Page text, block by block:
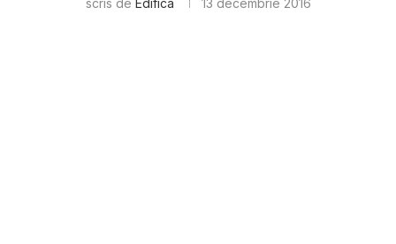
scris de Edifica 13 decembrie 2016